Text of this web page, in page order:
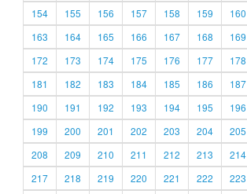
154
155 156 157 158 159 160
163
164 165 166 167 168 169
172
173 174 175 176 177 178
181
182 183 184 185 186 187
190
191 192 193 194 195 196
199
200 201 202 203 204 205
208
209 210 211 212 213 214
217
218 219 220 221 222 223